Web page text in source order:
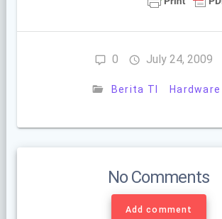
0 July 24, 2009
Berita TI Hardware
No Comments
Add comment